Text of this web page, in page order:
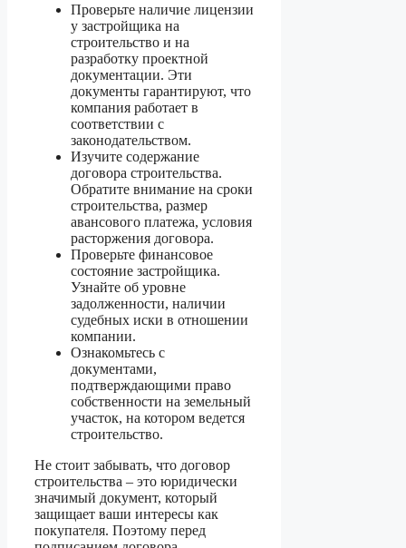
Проверьте наличие лицензии
у застройщика на
строительство и на
разработку проектной
документации. Эти
документы гарантируют, что
компания работает в
соответствии с
законодательством.
Изучите содержание
договора строительства.
Обратите внимание на сроки
строительства, размер
авансового платежа, условия
расторжения договора.
Проверьте финансовое
состояние застройщика.
Узнайте об уровне
задолженности, наличии
судебных иски в отношении
компании.
Ознакомьтесь с
документами,
подтверждающими право
собственности на земельный
участок, на котором ведется
строительство.
Не стоит забывать, что договор
строительства – это юридически
значимый документ, который
защищает ваши интересы как
покупателя. Поэтому перед